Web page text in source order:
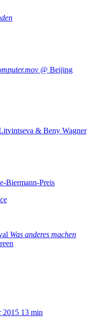
@ Beijing
& Beny Wagner
Biermann-Preis
Was anderes machen
2015 13 min